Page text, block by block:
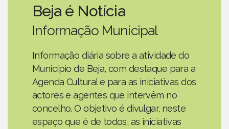
Beja é Notícia
Informação Municipal
Informação diária sobre a atividade do
Município de Beja, com destaque para a
Agenda Cultural e para as iniciativas dos
actores e agentes que intervêm no
concelho. O objetivo é divulgar, neste
espaço que é de todos, as iniciativas